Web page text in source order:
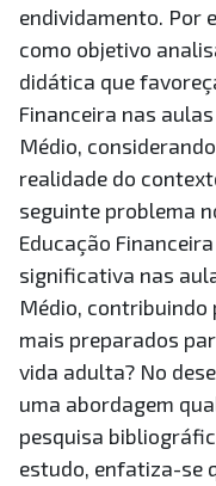
endividamento. Por
como objetivo
didática que
Financeira nas
Médio,
realidade do
seguinte problema
Educação
significativa nas
Médio,
mais preparados
vida adulta? No
uma abordagem
pesquisa
estudo, enfatiza-se